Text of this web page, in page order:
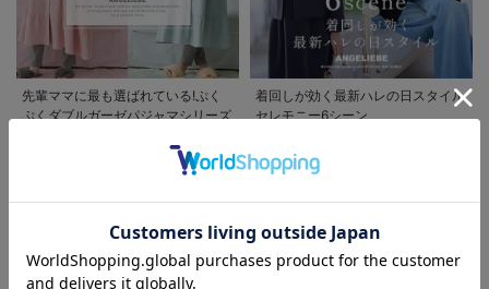
先輩ママに最も選ばれている!ぷく
ぷくダブルガーゼパジャマシリーズ
着回しが効く最新ハレの日スタイル
セレモニー6シーン
お気に入り商品を確認する